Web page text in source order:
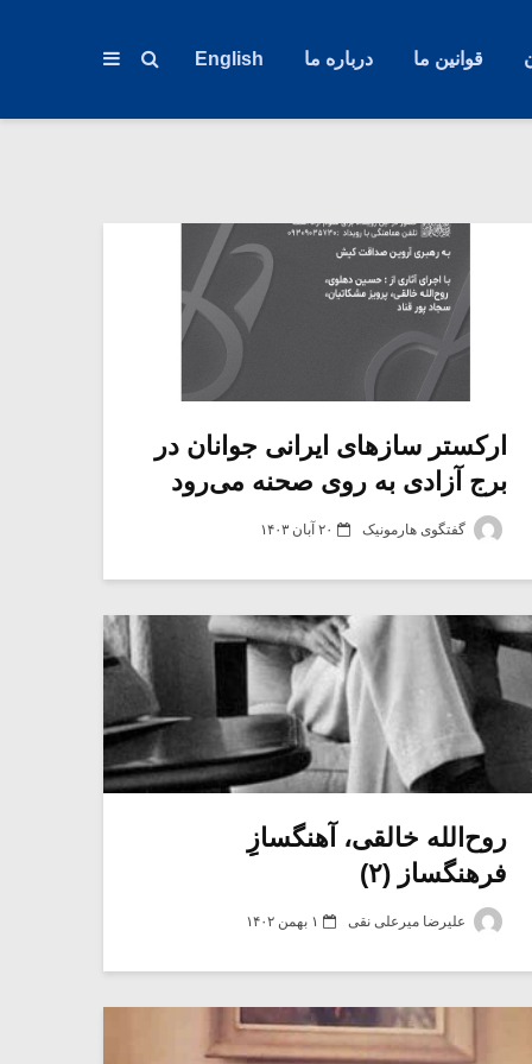
قوانین ما درباره ما English
ارکستر سازهای ایرانی جوانان در
برج آزادی به روی صحنه می‌رود
گفتگوی هارمونیک ۲۰ آبان ۱۴۰۳
روح‌الله خالقی، آهنگسازِِ
فرهنگساز (۲)
علیرضا میرعلی نقی ۱ بهمن ۱۴۰۲
میکلوش روژا